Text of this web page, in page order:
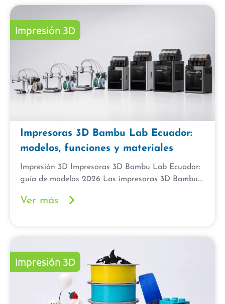
Impresión 3D
Impresoras 3D Bambu Lab Ecuador:
modelos, funciones y materiales
Impresión 3D Impresoras 3D Bambu Lab Ecuador:
guía de modelos 2026 Las impresoras 3D Bambu...
Ver más
Impresión 3D